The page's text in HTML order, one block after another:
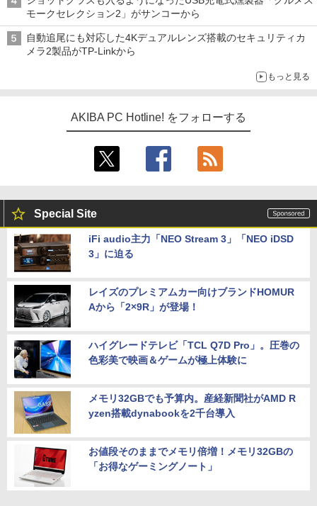
モークセレクション2」がサンコーから
自動追尾にも対応した4Kデュアルレンズ搭載のセキュリティカ
メラ2製品がTP-Linkから
もっと見る
AKIBA PC Hotline! をフォローする
Special Site
iFi audio主力「NEO Stream 3」「NEO iDSD
3」に迫る
レイズのプレミアムカー向けブランドHOMUR
Aから「2×9R」が登場！
ハイグレードテレビ「TCL Q7D Pro」。圧巻の
色彩美で映画＆ゲームが極上体験に
メモリ32GBでも予算内。産経新聞社がAMD R
yzen搭載dynabookを2千台導入
お値段そのままでメモリ倍増！メモリ32GBの
「お得なゲーミングノート」